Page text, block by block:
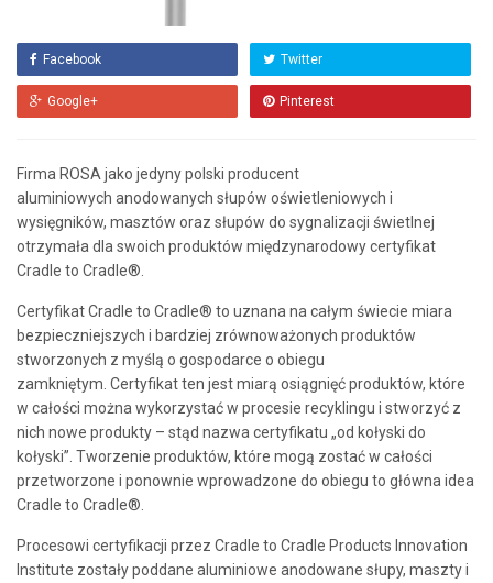
Facebook Twitter
Google+ Pinterest
Firma ROSA jako jedyny polski producent
aluminiowych anodowanych słupów oświetleniowych i
wysięgników, masztów oraz słupów do sygnalizacji świetlnej
otrzymała dla swoich produktów międzynarodowy certyfikat
Cradle to Cradle®.
Certyfikat Cradle to Cradle® to uznana na całym świecie miara
bezpieczniejszych i bardziej zrównoważonych produktów
stworzonych z myślą o gospodarce o obiegu
zamkniętym. Certyfikat ten jest miarą osiągnięć produktów, które
w całości można wykorzystać w procesie recyklingu i stworzyć z
nich nowe produkty – stąd nazwa certyfikatu „od kołyski do
kołyski”. Tworzenie produktów, które mogą zostać w całości
przetworzone i ponownie wprowadzone do obiegu to główna idea
Cradle to Cradle®.
Procesowi certyfikacji przez Cradle to Cradle Products Innovation
Institute zostały poddane aluminiowe anodowane słupy, maszty i